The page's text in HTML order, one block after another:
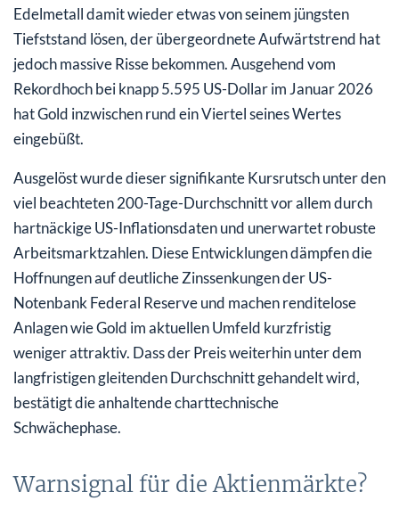
Edelmetall damit wieder etwas von seinem jüngsten
Tiefststand lösen, der übergeordnete Aufwärtstrend hat
jedoch massive Risse bekommen. Ausgehend vom
Rekordhoch bei knapp 5.595 US-Dollar im Januar 2026
hat Gold inzwischen rund ein Viertel seines Wertes
eingebüßt.
Ausgelöst wurde dieser signifikante Kursrutsch unter den
viel beachteten 200-Tage-Durchschnitt vor allem durch
hartnäckige US-Inflationsdaten und unerwartet robuste
Arbeitsmarktzahlen. Diese Entwicklungen dämpfen die
Hoffnungen auf deutliche Zinssenkungen der US-
Notenbank Federal Reserve und machen renditelose
Anlagen wie Gold im aktuellen Umfeld kurzfristig
weniger attraktiv. Dass der Preis weiterhin unter dem
langfristigen gleitenden Durchschnitt gehandelt wird,
bestätigt die anhaltende charttechnische
Schwächephase.
Warnsignal für die Aktienmärkte?